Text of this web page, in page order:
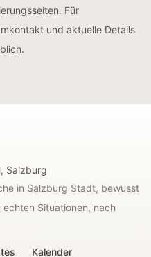
Für
und aktuelle Details
, Salzburg
in Salzburg Stadt, bewusst
Situationen, nach
Kalender